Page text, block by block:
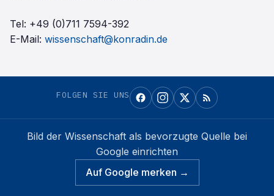
Tel: +49 (0)711 7594-392
E-Mail: wissenschaft@konradin.de
FOLGEN SIE UNS
Bild der Wissenschaft als bevorzugte Quelle bei
Google einrichten
Auf Google merken →